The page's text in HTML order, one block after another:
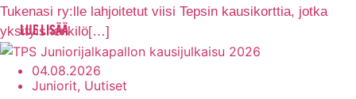
Tukenasi ry:lle lahjoitetut viisi Tepsin kausikorttia, jotka
yksityishenkilö[…]
LUE LISÄÄ
04.08.2026
Juniorit, Uutiset